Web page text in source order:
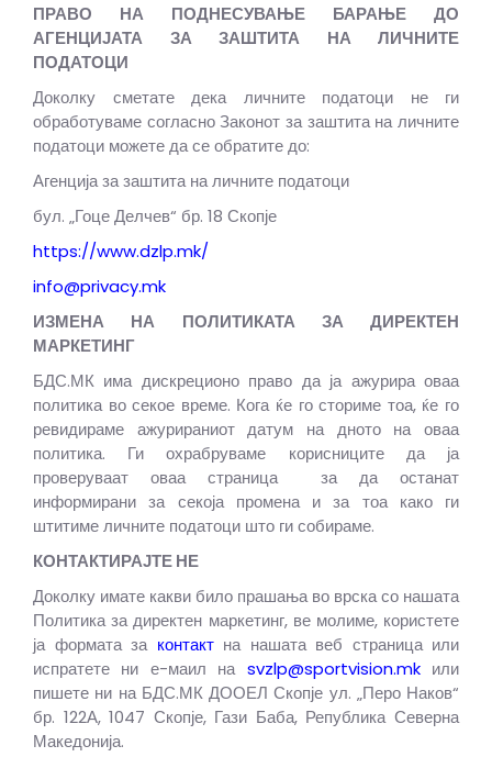
ПРАВО НА ПОДНЕСУВАЊЕ БАРАЊЕ ДО
АГЕНЦИЈАТА ЗА ЗАШТИТА НА ЛИЧНИТЕ
ПОДАТОЦИ
Доколку сметате дека личните податоци не ги
обработуваме согласно Законот за заштита на личните
податоци можете да се обратите до:
Агенција за заштита на личните податоци
бул. „Гоце Делчев“ бр. 18 Скопје
https://www.dzlp.mk/
info@privacy.mk
ИЗМЕНА НА ПОЛИТИКАТА ЗА ДИРЕКТЕН
МАРКЕТИНГ
БДС.МК има дискреционо право да ја ажурира оваа
политика во секое време. Кога ќе го сториме тоа, ќе го
ревидираме ажурираниот датум на дното на оваа
политика. Ги охрабруваме корисниците да ја
проверуваат оваа страница за да останат
информирани за секоја промена и за тоа како ги
штитиме личните податоци што ги собираме.
КОНТАКТИРАЈТЕ НЕ
Доколку имате какви било прашања во врска со нашата
Политика за директен маркетинг, ве молиме, користете
ја формата за контактна нашата веб страница или
испратете ни е-маил на svzlp@sportvision.mkили
пишете ни на БДС.МК ДООЕЛ Скопје ул. „Перо Наков“
бр. 122А, 1047 Скопје, Гази Баба, Република Северна
Македонија.